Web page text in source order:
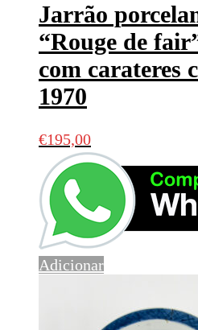
Jarrão
“Rouge de
com carateres
1970
€195,00
Adicionar